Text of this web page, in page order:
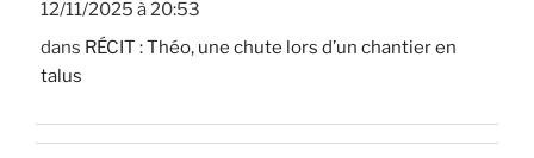
12/11/2025 à 20:53
dans RÉCIT : Théo, une chute lors d’un chantier en
talus